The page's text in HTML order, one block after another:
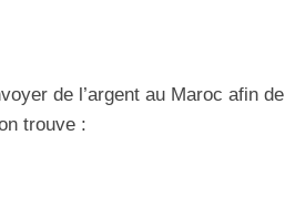
de l’argent au Maroc afin de
trouve :